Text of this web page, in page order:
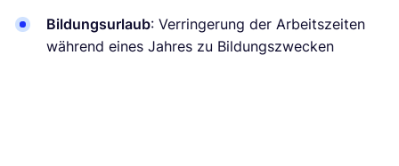
Bildungsurlaub: Verringerung der Arbeitszeiten
während eines Jahres zu Bildungszwecken